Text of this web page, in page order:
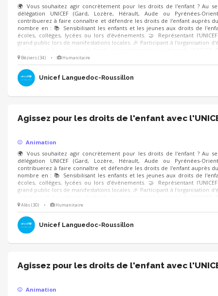
🌍 Vous souhaitez agir concrètement pour les droits de l'enfant ? Au
délégation UNICEF (Gard, Lozère, Hérault, Aude ou Pyrénées-
contribuerez à faire connaître et défendre les droits de l'enfant auprès
nombre en : 📚 Sensibilisant les enfants et les jeunes aux droits de
écoles, collèges, lycées ou lors d'événements. 🤝 Représentant
grand public lors de manifestations locales. 🎉 Participant à l'organisation
de l'enfant nous concernent tous ! Mobilisez-vous à nos côtés.
Béziers (34) • Humanitaire
Unicef Languedoc-Roussillon
Agissez pour les droits de l'enfant avec
Animation
🌍 Vous souhaitez agir concrètement pour les droits de l'enfant ? Au
délégation UNICEF (Gard, Lozère, Hérault, Aude ou Pyrénées-
contribuerez à faire connaître et défendre les droits de l'enfant auprès
nombre en : 📚 Sensibilisant les enfants et les jeunes aux droits de
écoles, collèges, lycées ou lors d'événements. 🤝 Représentant
grand public lors de manifestations locales. 🎉 Participant à l'organisation
de l'enfant nous concernent tous ! Mobilisez-vous à nos côtés.
Alès (30) • Humanitaire
Unicef Languedoc-Roussillon
Agissez pour les droits de l'enfant avec
Animation